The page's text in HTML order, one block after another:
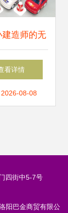
建造师的无
——探索儿
套装的魅
看详情
08-08
四街中5-7号
阳巴金商贸有限公